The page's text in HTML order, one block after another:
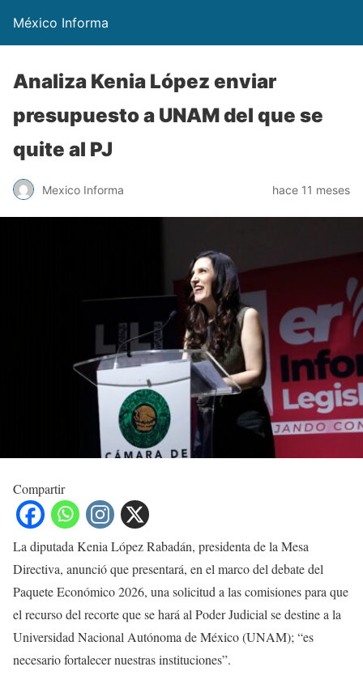
México Informa
Analiza Kenia López enviar
presupuesto a UNAM del que se
quite al PJ
Mexico Informa hace 11 meses
Compartir
La diputada Kenia López Rabadán, presidenta de la Mesa
Directiva, anunció que presentará, en el marco del debate del
Paquete Económico 2026, una solicitud a las comisiones para que
el recurso del recorte que se hará al Poder Judicial se destine a la
Universidad Nacional Autónoma de México (UNAM); “es
necesario fortalecer nuestras instituciones”.